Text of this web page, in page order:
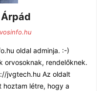
oldal adminja. :-)
orvosoknak, rendelőknek.
jvgtech.hu Az oldalt
hoztam létre, hogy a